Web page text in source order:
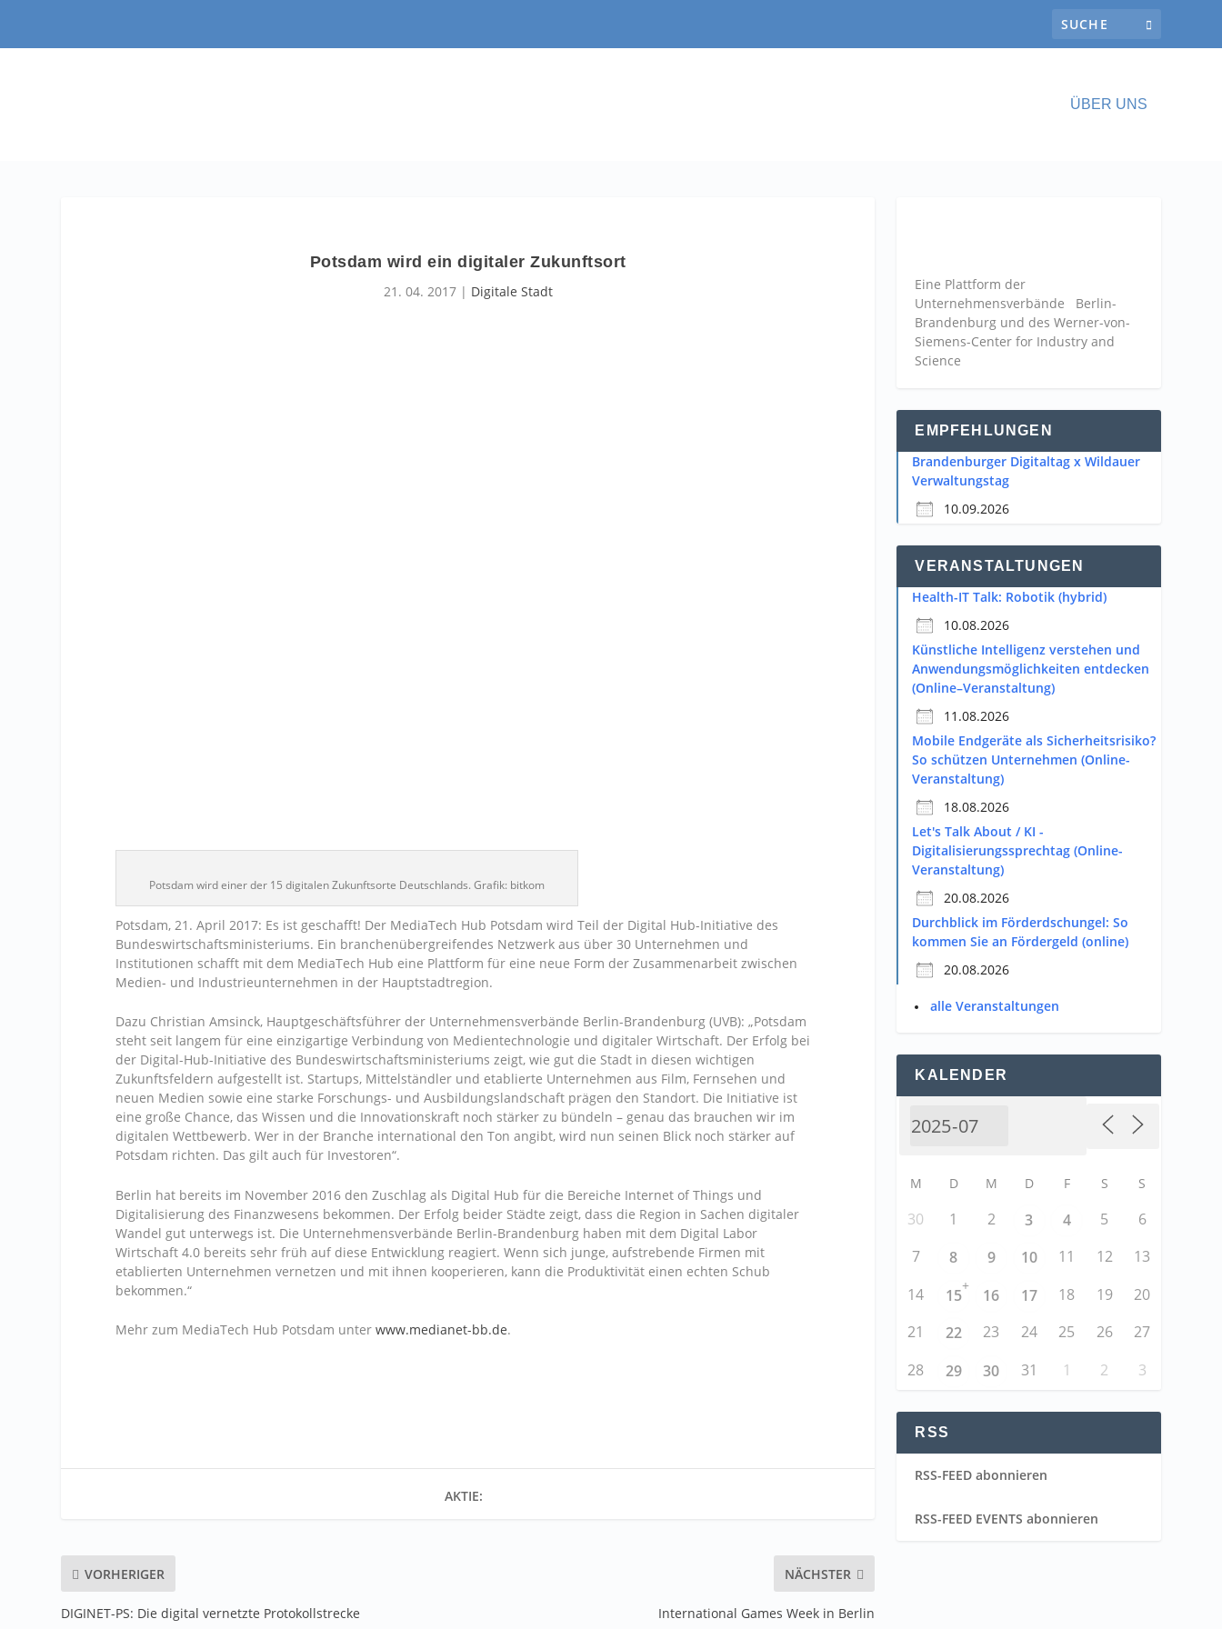
ÜBER UNS
Potsdam wird ein digitaler Zukunftsort
21. 04. 2017| Digitale Stadt
Potsdam wird einer der 15 digitalen Zukunftsorte Deutschlands. Grafik: bitkom
Potsdam, 21. April 2017: Es ist geschafft! Der MediaTech Hub Potsdam wird Teil der Digital Hub-Initiative des
Bundeswirtschaftsministeriums. Ein branchenübergreifendes Netzwerk aus über 30 Unternehmen und
Institutionen schafft mit dem MediaTech Hub eine Plattform für eine neue Form der Zusammenarbeit zwischen
Medien- und Industrieunternehmen in der Hauptstadtregion.
Dazu Christian Amsinck, Hauptgeschäftsführer der Unternehmensverbände Berlin-Brandenburg (UVB): „Potsdam
steht seit langem für eine einzigartige Verbindung von Medientechnologie und digitaler Wirtschaft. Der Erfolg bei
der Digital-Hub-Initiative des Bundeswirtschaftsministeriums zeigt, wie gut die Stadt in diesen wichtigen
Zukunftsfeldern aufgestellt ist. Startups, Mittelständler und etablierte Unternehmen aus Film, Fernsehen und
neuen Medien sowie eine starke Forschungs- und Ausbildungslandschaft prägen den Standort. Die Initiative ist
eine große Chance, das Wissen und die Innovationskraft noch stärker zu bündeln – genau das brauchen wir im
digitalen Wettbewerb. Wer in der Branche international den Ton angibt, wird nun seinen Blick noch stärker auf
Potsdam richten. Das gilt auch für Investoren“.
Berlin hat bereits im November 2016 den Zuschlag als Digital Hub für die Bereiche Internet of Things und
Digitalisierung des Finanzwesens bekommen. Der Erfolg beider Städte zeigt, dass die Region in Sachen digitaler
Wandel gut unterwegs ist. Die Unternehmensverbände Berlin-Brandenburg haben mit dem Digital Labor
Wirtschaft 4.0 bereits sehr früh auf diese Entwicklung reagiert. Wenn sich junge, aufstrebende Firmen mit
etablierten Unternehmen vernetzen und mit ihnen kooperieren, kann die Produktivität einen echten Schub
bekommen.“
Mehr zum MediaTech Hub Potsdam unterwww.medianet-bb.de.
AKTIE:
VORHERIGER
DIGINET-PS: Die digital vernetzte Protokollstrecke
NÄCHSTER
International Games Week in Berlin
Eine Plattform der
Unternehmensverbände Berlin-
Brandenburg und des Werner-von-
Siemens-Center for Industry and
Science
EMPFEHLUNGEN
Brandenburger Digitaltag x Wildauer
Verwaltungstag
10.09.2026
VERANSTALTUNGEN
Health-IT Talk: Robotik (hybrid)
10.08.2026
Künstliche Intelligenz verstehen und
Anwendungsmöglichkeiten entdecken
(Online–Veranstaltung)
11.08.2026
Mobile Endgeräte als Sicherheitsrisiko?
So schützen Unternehmen (Online-
Veranstaltung)
18.08.2026
Let's Talk About / KI -
Digitalisierungssprechtag (Online-
Veranstaltung)
20.08.2026
Durchblick im Förderdschungel: So
kommen Sie an Fördergeld (online)
20.08.2026
alle Veranstaltungen
KALENDER
M D M D F S S
30 1 2 3 4 5
6
7
8 9 10 11 12
13
14
15
+
16 17 18 19
20
21
22 23 24 25 26
27
28
29 30 31 1 2 3
RSS
RSS-FEED abonnieren
RSS-FEED EVENTS abonnieren